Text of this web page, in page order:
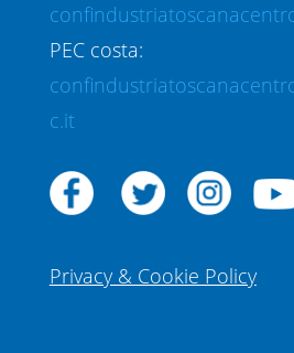
PEC costa:
c.it
Privacy & Cookie Policy